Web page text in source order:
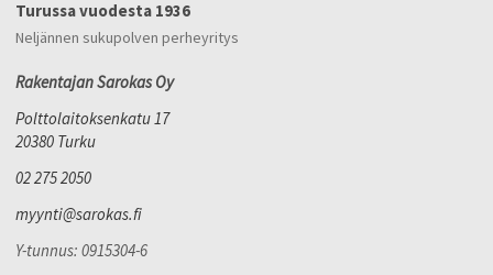
Turussa vuodesta 1936
Neljännen sukupolven perheyritys
Rakentajan Sarokas Oy
Polttolaitoksenkatu 17
20380 Turku
02 275 2050
myynti@sarokas.fi
Y-tunnus: 0915304-6